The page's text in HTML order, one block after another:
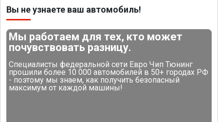
Вы не узнаете ваш автомобиль!
Мы работаем для тех, кто может
почувствовать разницу.
Специалисты федеральной сети Евро Чип Тюнинг
прошили более 10 000 автомобилей в 50+ городах РФ
- поэтому мы знаем, как получить безопасный
максимум от каждой машины!